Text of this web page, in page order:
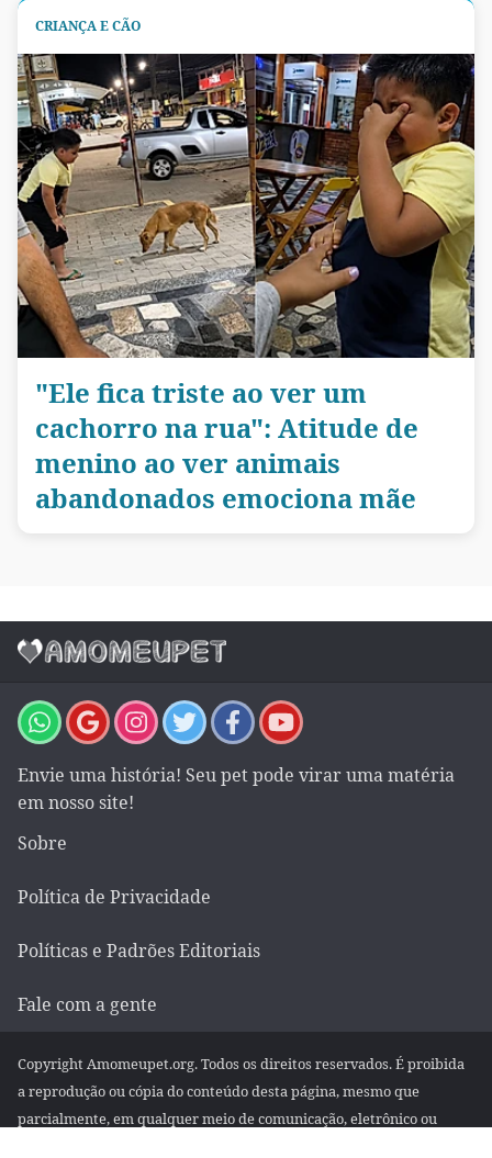
CRIANÇA E CÃO
"Ele fica triste ao ver um
cachorro na rua": Atitude de
menino ao ver animais
abandonados emociona mãe
Envie uma história! Seu pet pode virar uma matéria
em nosso site!
Sobre
Política de Privacidade
Políticas e Padrões Editoriais
Fale com a gente
Copyright Amomeupet.org. Todos os direitos reservados. É proibida
a reprodução ou cópia do conteúdo desta página, mesmo que
parcialmente, em qualquer meio de comunicação, eletrônico ou